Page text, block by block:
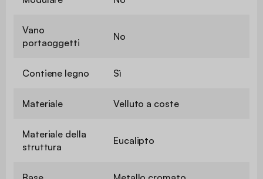
Vano
portaoggetti
No
Contiene legno Sì
Materiale Velluto a coste
Materiale della
struttura
Eucalipto